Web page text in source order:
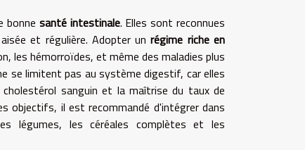
bonne santé intestinale. Elles sont reconnues
et régulière. Adopter unrégime riche en
les hémorroïdes, et même des maladies plus
se limitent pas au système digestif, car elles
sanguin et la maîtrise du taux de
objectifs, il est recommandé d'intégrer dans
légumes, les céréales complètes et les